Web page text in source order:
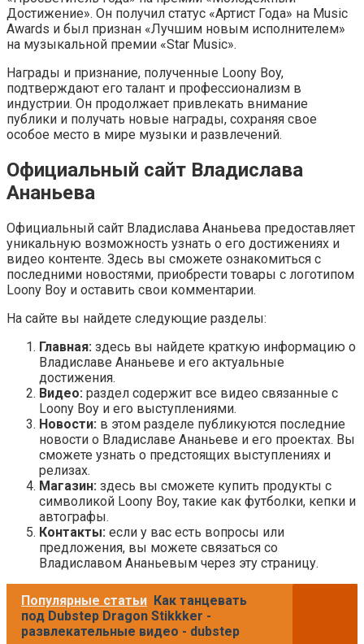
Достижение». Он получил статус «Артист Года» на Music
Awards и был признан «Лучшим новым исполнителем»
на музыкальной премии «Star Music».
Награды и признание, полученные Loony Boy,
подтверждают его талант и профессионализм в
индустрии. Он продолжает привлекать внимание
публики и получать новые награды, сохраняя свое
особое место в мире музыки и развлечений.
Официальный сайт Владислава
Ананьева
Официальный сайт Владислава Ананьева предоставляет
уникальную возможность узнать о его достижениях и
видео контенте. Здесь вы сможете ознакомиться с
последними новостями, приобрести товары с логотипом
Loony Boy и оставить свои комментарии.
На сайте вы найдете следующие разделы:
Главная: здесь вы найдете краткую информацию о
Владиславе Ананьеве и его актуальные
достижения.
Видео: раздел содержит все видео связанные с
Loony Boy и его выступлениями.
Новости: в этом разделе публикуются последние
новости о Владиславе Ананьеве и его проектах. Вы
сможете узнать о предстоящих выступлениях и
релизах.
Магазин: здесь вы сможете купить продукты с
символикой Loony Boy, такие как футболки, кепки и
автографы.
Контакты: если у вас есть вопросы или
предложения, вы можете связаться со
Владиславом Ананьевым через эту страницу.
Популярные статьи Как танцевать
под Dubstep Dragon Stikkker -
развлекательные видео - dubstep